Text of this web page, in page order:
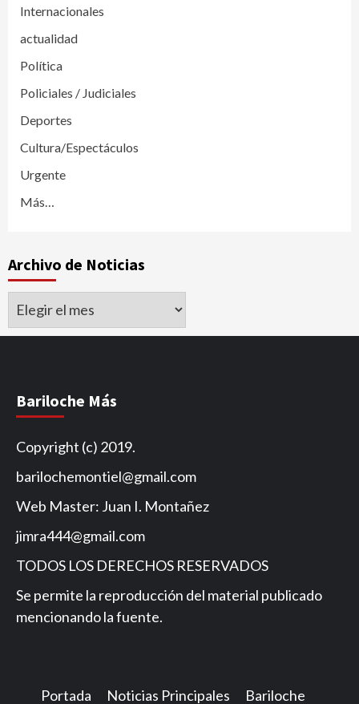
Internacionales
actualidad
Política
Policiales / Judiciales
Deportes
Cultura/Espectáculos
Urgente
Más…
Archivo de Noticias
Archivo
Bariloche Más
Copyright (c) 2019.
barilochemontiel@gmail.com
Web Master: Juan I. Montañez
jimra444@gmail.com
TODOS LOS DERECHOS RESERVADOS
Se permite la reproducción del material publicado
mencionando la fuente.
Portada Noticias Principales Bariloche